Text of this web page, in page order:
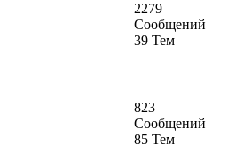
2279
Сообщений
39 Тем
823
Сообщений
85 Тем